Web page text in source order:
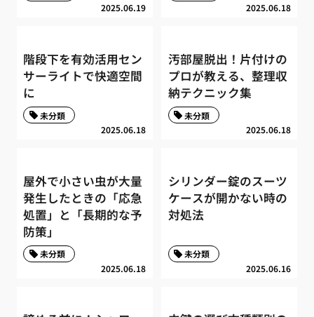
2025.06.19 2025.06.18
階段下を有効活用セン
サーライトで快適空間
に
2025.06.18
未分類
汚部屋脱出！片付けの
プロが教える、整理収
納テクニック集
2025.06.18
未分類
屋外で小さい虫が大量
発生したときの「応急
処置」と「長期的な予
防策」
2025.06.18
未分類
シリンダー錠のスーツ
ケースが開かない時の
対処法
2025.06.16
未分類